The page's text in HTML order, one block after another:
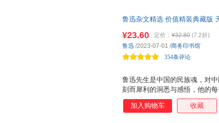
鲁迅杂文精选 价值精装典藏版
鲁迅先生是中国的民族魂，对
刻而犀利的洞悉与感悟，他的
方式剖开中国社会的残酷、黑
中国近代文化有着难以磨灭的
¥23.60 定价： ¥32.80 (7.2折)
354条评论
鲁迅 /2023-07-01 /商务印书馆
加入购物车 收藏